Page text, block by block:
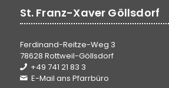
St. Franz-Xaver Göllsdorf
Ferdinand-Reitze-Weg 3
78628 Rottweil-Göllsdorf
+49 741 21 83 3
E-Mail ans Pfarrbüro